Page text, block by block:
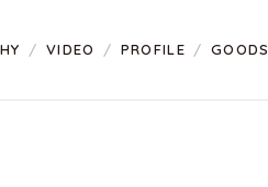
VIDEO PROFILE GOODS